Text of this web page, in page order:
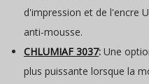
d'impression et de l'encre
anti-mousse.
CHLUMIAF 3037: Une
plus puissante lorsque la